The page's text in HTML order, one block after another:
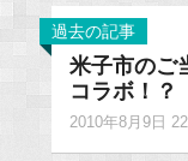
過去の記事
米子市のご
コラボ！？
2010年8月9日